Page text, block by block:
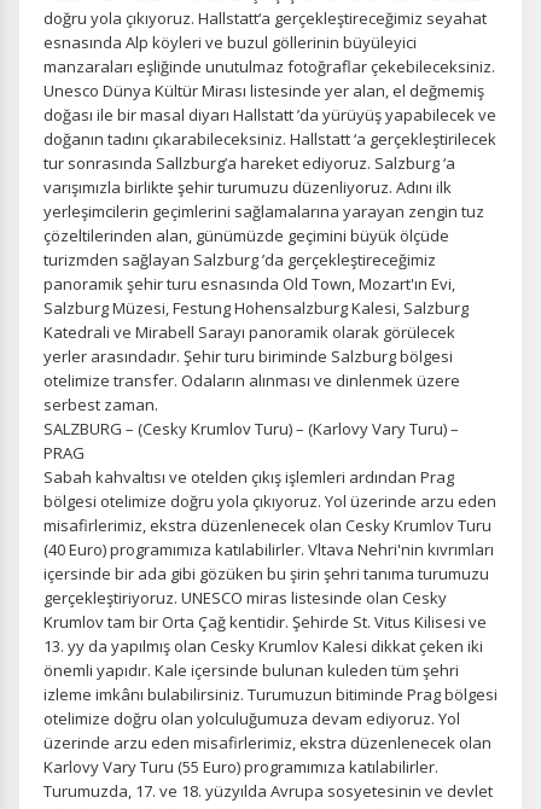
ÇEREZ KULLANIM AYARLARINIZ
Çerez tercihlerinizibelirleyin.
Daha fazla bilgi içinKVKK bilgilendirmemizi,çerez kullanımve
gizlilik koşullarınıinceleyebilirsiniz.
doğru yola çıkıyoruz. Hallstatt‘a gerçekleştireceğimiz seyahat
esnasında Alp köyleri ve buzul göllerinin büyüleyici
manzaraları eşliğinde unutulmaz fotoğraflar çekebileceksiniz.
Unesco Dünya Kültür Mirası listesinde yer alan, el değmemiş
doğası ile bir masal diyarı Hallstatt ’da yürüyüş yapabilecek ve
doğanın tadını çıkarabileceksiniz. Hallstatt ‘a gerçekleştirilecek
tur sonrasında Sallzburg’a hareket ediyoruz. Salzburg ‘a
varışımızla birlikte şehir turumuzu düzenliyoruz. Adını ilk
yerleşimcilerin geçimlerini sağlamalarına yarayan zengin tuz
çözeltilerinden alan, günümüzde geçimini büyük ölçüde
turizmden sağlayan Salzburg ’da gerçekleştireceğimiz
panoramik şehir turu esnasında Old Town, Mozart'ın Evi,
Salzburg Müzesi, Festung Hohensalzburg Kalesi, Salzburg
Katedrali ve Mirabell Sarayı panoramik olarak görülecek
yerler arasındadır. Şehir turu biriminde Salzburg bölgesi
otelimize transfer. Odaların alınması ve dinlenmek üzere
serbest zaman.
SALZBURG – (Cesky Krumlov Turu) – (Karlovy Vary Turu) –
PRAG
Sabah kahvaltısı ve otelden çıkış işlemleri ardından Prag
bölgesi otelimize doğru yola çıkıyoruz. Yol üzerinde arzu eden
misafirlerimiz, ekstra düzenlenecek olan Cesky Krumlov Turu
(40 Euro) programımıza katılabilirler. Vltava Nehri'nin kıvrımları
içersinde bir ada gibi gözüken bu şirin şehri tanıma turumuzu
gerçekleştiriyoruz. UNESCO miras listesinde olan Cesky
Krumlov tam bir Orta Çağ kentidir. Şehirde St. Vitus Kilisesi ve
13. yy da yapılmış olan Cesky Krumlov Kalesi dikkat çeken iki
önemli yapıdır. Kale içersinde bulunan kuleden tüm şehri
izleme imkânı bulabilirsiniz. Turumuzun bitiminde Prag bölgesi
otelimize doğru olan yolculuğumuza devam ediyoruz. Yol
üzerinde arzu eden misafirlerimiz, ekstra düzenlenecek olan
Karlovy Vary Turu (55 Euro) programımıza katılabilirler.
Turumuzda, 17. ve 18. yüzyılda Avrupa sosyetesinin ve devlet